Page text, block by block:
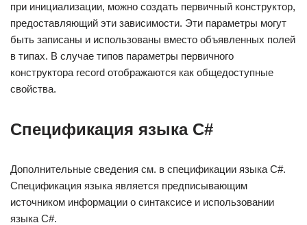
при инициализации, можно создать первичный конструктор,
предоставляющий эти зависимости. Эти параметры могут
быть записаны и использованы вместо объявленных полей
в типах. В случае типов параметры первичного
конструктора record отображаются как общедоступные
свойства.
Спецификация языка C#
Дополнительные сведения см. в спецификации языка C#.
Спецификация языка является предписывающим
источником информации о синтаксисе и использовании
языка C#.